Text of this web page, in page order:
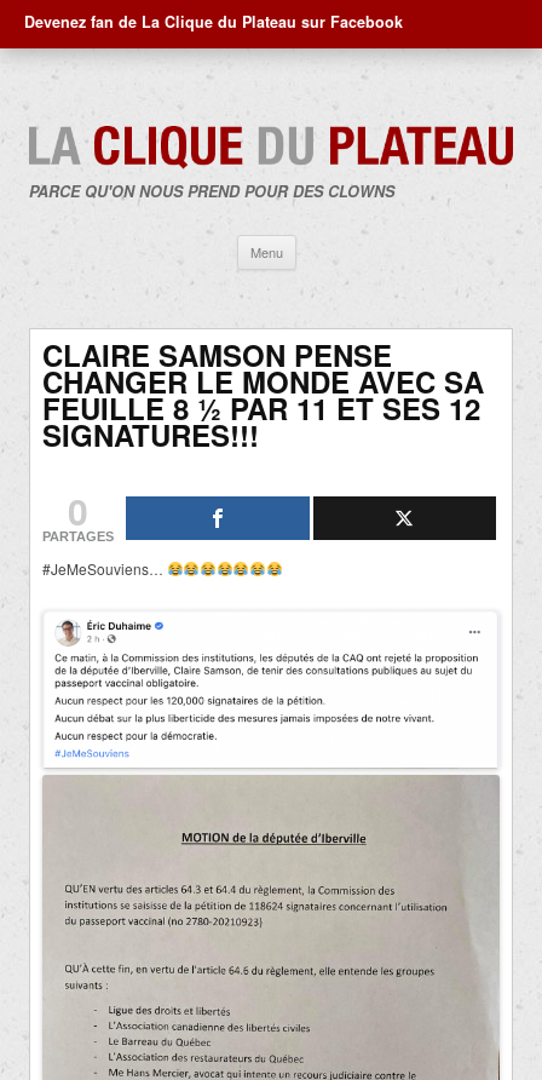
Devenez fan de La Clique du Plateau sur Facebook
PARCE QU'ON NOUS PREND POUR DES CLOWNS
Menu
contenu
CLAIRE SAMSON PENSE
CHANGER LE MONDE AVEC SA
FEUILLE 8 ½ PAR 11 ET SES 12
SIGNATURES!!!
0
PARTAGES
#JeMeSouviens…